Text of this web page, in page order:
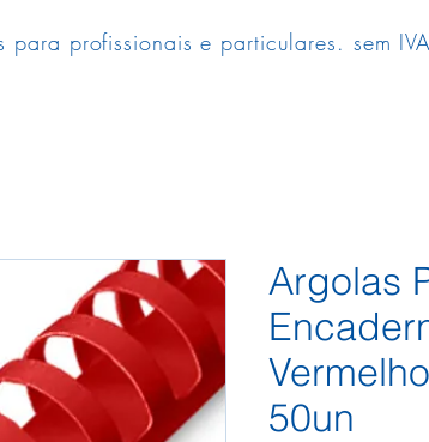
para profissionais e particulares. sem
Argolas
50un